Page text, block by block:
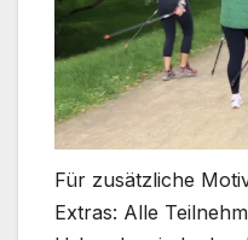
Für zusätzliche
Extras: Alle